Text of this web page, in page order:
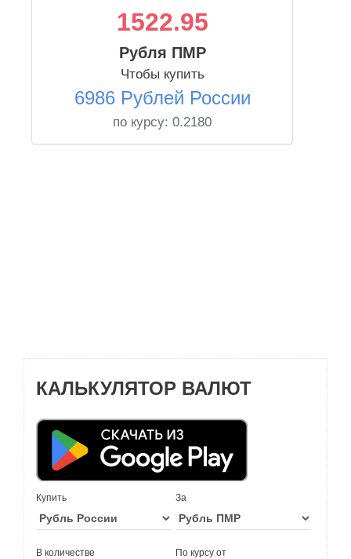
1522.95
Рубля ПМР
Чтобы купить
6986 Рублей России
по курсу: 0.2180
КАЛЬКУЛЯТОР ВАЛЮТ
Купить За
В количестве По курсу от